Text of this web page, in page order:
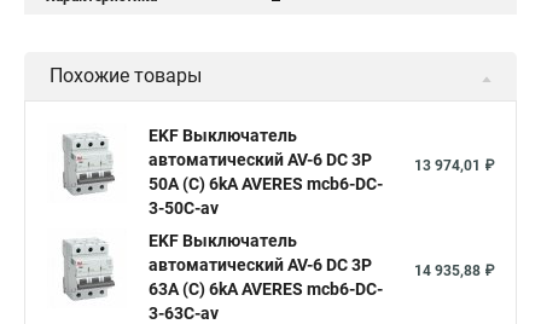
Похожие товары
EKF Выключатель
автоматический AV-6 DC 3P
50A (C) 6kA AVERES mcb6-DC-
3-50C-av
13 974,01 ₽
EKF Выключатель
автоматический AV-6 DC 3P
63A (C) 6kA AVERES mcb6-DC-
3-63C-av
14 935,88 ₽